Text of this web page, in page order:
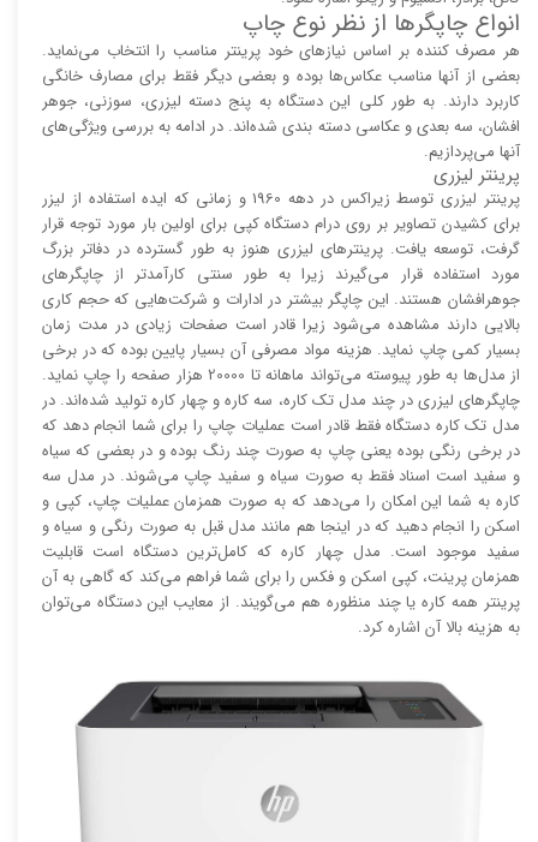
انواع چاپگر‌ها از نظر نوع چاپ
هر مصرف کننده بر اساس نیاز‌های خود پرینتر مناسب را انتخاب می‌نماید.
بعضی از آنها مناسب عکاس‌ها بوده و بعضی دیگر فقط برای مصارف خانگی
کاربرد دارند. به طور کلی این دستگاه به پنج دسته لیزری، سوزنی، جوهر
افشان، سه بعدی و عکاسی دسته بندی شده‌اند. در ادامه به بررسی ویژگی‌های
آنها می‌پردازیم.
پرینتر لیزری
پرینتر لیزری توسط زیراکس در دهه 1960 و زمانی که ایده استفاده از لیزر
برای کشیدن تصاویر بر روی درام دستگاه کپی برای اولین بار مورد توجه قرار
گرفت، توسعه یافت. پرینتر‌های لیزری هنوز به طور گسترده در دفاتر بزرگ
مورد استفاده قرار می‌گیرند زیرا به طور سنتی کارآمد‌‌تر از چاپگر‌های
جوهرافشان هستند. این چاپگر بیشتر در ادارات و شرکت‌هایی که حجم کاری
بالایی دارند مشاهده می‌شود زیرا قادر است صفحات زیادی در مدت زمان
بسیار کمی چاپ نماید. هزینه مواد مصرفی آن بسیار پایین بوده که در برخی
از مدل‌ها به طور پیوسته می‌تواند ماهانه تا 20000 هزار صفحه را چاپ نماید.
چاپگر‌های لیزری در چند مدل تک کاره، سه کاره و چهار کاره تولید شده‌اند. در
مدل تک کاره دستگاه فقط قادر است عملیات چاپ را برای شما انجام دهد که
در برخی رنگی بوده یعنی چاپ به صورت چند رنگ بوده و در بعضی که سیاه
و سفید است اسناد فقط به صورت سیاه و سفید چاپ می‌شوند. در مدل سه
کاره به شما این امکان را می‌دهد که به صورت همزمان عملیات چاپ، کپی و
اسکن را انجام دهید که در اینجا هم مانند مدل قبل به صورت رنگی و سیاه و
سفید موجود است. مدل چهار کاره که کامل‌ترین دستگاه است قابلیت
همزمان پرینت، کپی اسکن و فکس را برای شما فراهم می‌کند که گاهی به آن
پرینتر همه کاره یا چند منظوره هم می‌گویند. از معایب این دستگاه می‌توان
به هزینه بالا آن اشاره کرد.